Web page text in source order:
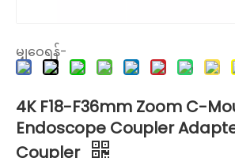
မျှဝေရန်-
4K F18-F36mm Zoom C-
Endoscope Coupler
Coupler